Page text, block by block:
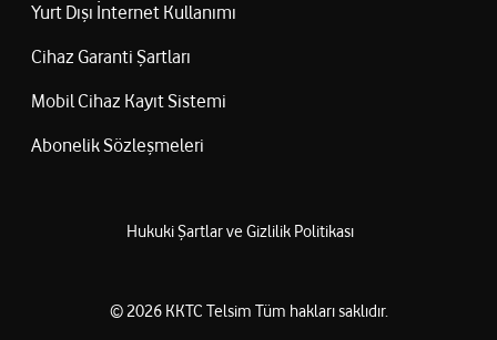
Yurt Dışı İnternet Kullanımı
Cihaz Garanti Şartları
Mobil Cihaz Kayıt Sistemi
Abonelik Sözleşmeleri
Hukuki Şartlar ve Gizlilik Politikası
©2026 KKTC Telsim Tüm hakları saklıdır.